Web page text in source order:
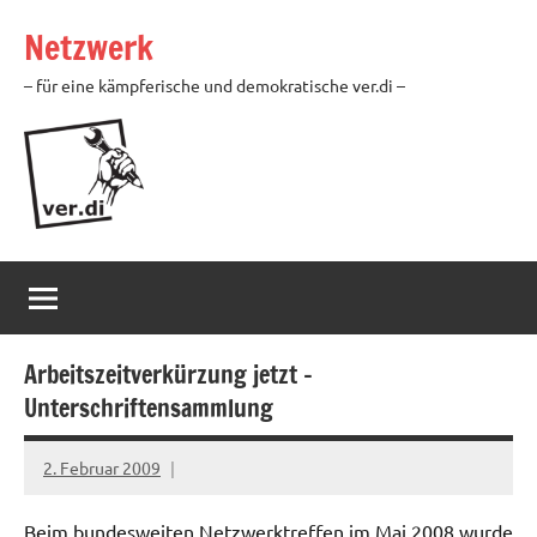
Inhalt
springen
Netzwerk
– für eine kämpferische und demokratische ver.di –
Arbeitszeitverkürzung jetzt –
Unterschriftensammlung
2. Februar 2009
Ilja
Beim bundesweiten Netzwerktreffen im Mai 2008 wurde